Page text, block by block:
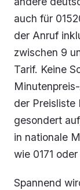
auch für
der Anruf
zwischen 9
Tarif. Keine
der Preisliste
gesondert
in nationale
wie 0171 oder
Spannend